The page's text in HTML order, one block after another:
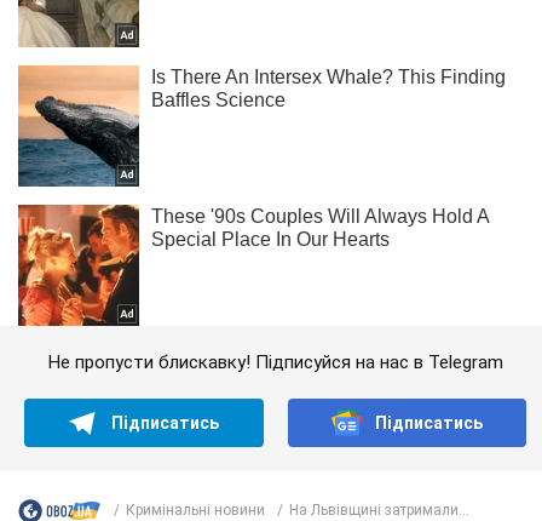
Не пропусти блискавку! Підписуйся на нас в Telegram
Підписатись Підписатись
Кримінальні новини На Львівщині затримали...